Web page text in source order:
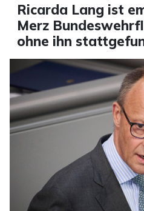
Ricarda Lang ist
Merz
ohne ihn